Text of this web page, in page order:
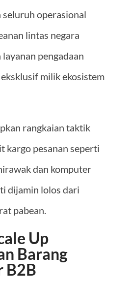
seluruh operasional
lintas negara
pengadaan
milik ekosistem
rangkaian taktik
kargo pesanan seperti
dan komputer
dijamin lolos dari
pabean.
Up
Barang
B2B